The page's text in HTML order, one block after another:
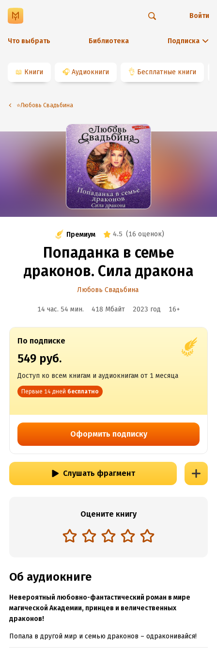
Что выбрать Библиотека Подписка
Войти
📖 Книги 🎧 Аудиокниги 👌 Бесплатные книги
⭐️Любовь Свадьбина
Премиум 4.5 (16 оценок)
Попаданка в семье
драконов. Сила дракона
Любовь Свадьбина
14 час. 54 мин. 418 Мбайт 2023 год 16+
По подписке
549 руб.
Доступ ко всем книгам и аудиокнигам от 1 месяца
Первые 14 дней бесплатно
Оформить подписку
Слушать фрагмент
Оцените книгу
Об аудиокниге
Невероятный любовно-фантастический роман в мире
магической Академии, принцев и величественных
драконов!
Попала в другой мир и семью драконов – одраконивайся!